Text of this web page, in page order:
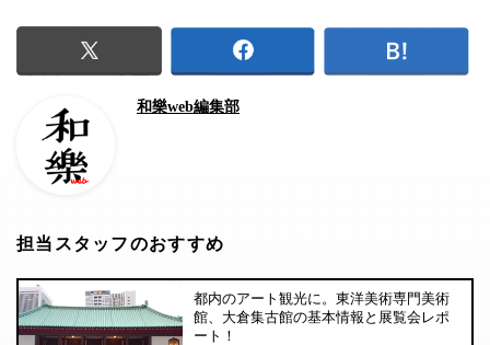
和樂web編集部
担当スタッフのおすすめ
都内のアート観光に。東洋美術専門美術
館、大倉集古館の基本情報と展覧会レポ
ート！